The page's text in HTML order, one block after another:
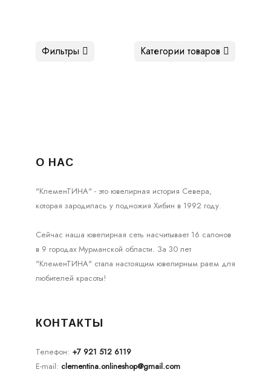
Категории товаров
Фильтры
О НАС
"КлеменТИНА" - это ювелирная история Севера,
которая зародилась у подножия Хибин в 1992 году.
Сейчас наша ювелирная сеть насчитывает 16 салонов
в 9 городах Мурманской области. За 30 лет
"КлеменТИНА" стала настоящим ювелирным раем для
любителей красоты!
КОНТАКТЫ
Телефон: +7 921 512 6119
E-mail: clementina.onlineshop@gmail.com